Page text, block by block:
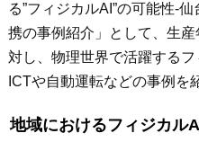
る”フィジカルAI”の可能性-
携の事例紹介」として、生
対し、物理世界で活躍する
ICTや自動運転などの事例を
地域におけるフィジカル